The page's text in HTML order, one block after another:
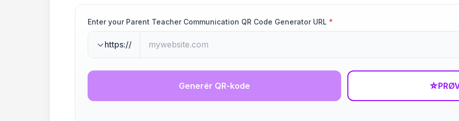
Enter your Parent Teacher Communication QR Code Generator URL *
https://
Generér QR-kode ☆